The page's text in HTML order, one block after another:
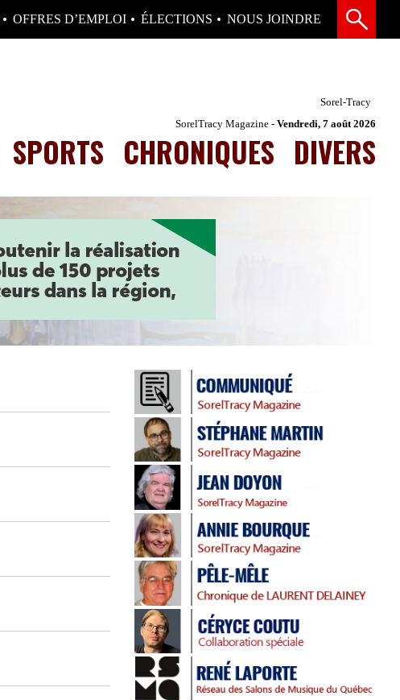
OFFRES D’EMPLOI ÉLECTIONS NOUS JOINDRE
Sorel-Tracy
SorelTracy Magazine - Vendredi, 7 août 2026
SPORTS CHRONIQUES DIVERS